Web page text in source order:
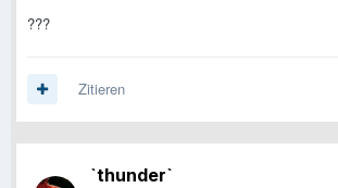
???
Zitieren
`thunder`